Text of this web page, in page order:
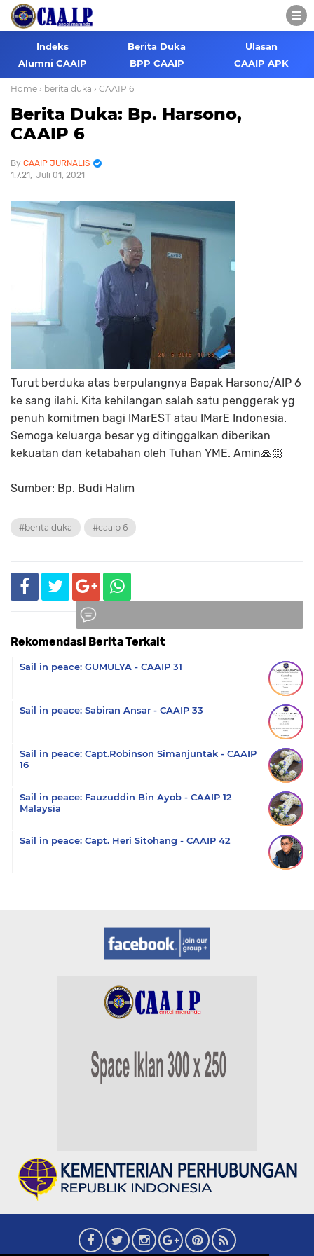
Indeks Berita Duka
Ulasan
Alumni CAAIP
BPP CAAIP CAAIP APK
Home › berita duka › CAAIP 6
Berita Duka: Bp. Harsono,
CAAIP 6
CAAIP JURNALIS
1.7.21
Juli 01, 2021
Turut berduka atas berpulangnya Bapak Harsono/AIP 6
ke sang ilahi. Kita kehilangan salah satu penggerak yg
penuh komitmen bagi IMarEST atau IMarE Indonesia.
Semoga keluarga besar yg ditinggalkan diberikan
kekuatan dan ketabahan oleh Tuhan YME. Amin🙏🏻
Sumber: Bp. Budi Halim
#berita duka #caaip 6
Rekomendasi Berita Terkait
Sail in peace: GUMULYA - CAAIP 31
Sail in peace: Sabiran Ansar - CAAIP 33
Sail in peace: Capt.Robinson Simanjuntak - CAAIP
16
Sail in peace: Fauzuddin Bin Ayob - CAAIP 12
Malaysia
Sail in peace: Capt. Heri Sitohang - CAAIP 42